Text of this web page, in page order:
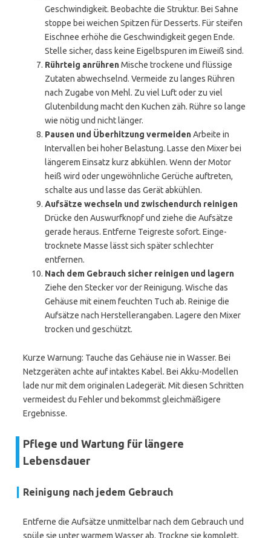
Geschwindigkeit. Beobachte die Struktur. Bei Sahne
stoppe bei weichen Spitzen für Desserts. Für steifen
Eischnee erhöhe die Geschwindigkeit gegen Ende.
Stelle sicher, dass keine Eigelbspuren im Eiweiß sind.
Rührteig anrührenMische trockene und flüssige
Zutaten abwechselnd. Vermeide zu langes Rühren
nach Zugabe von Mehl. Zu viel Luft oder zu viel
Glutenbildung macht den Kuchen zäh. Rühre so lange
wie nötig und nicht länger.
Pausen und Überhitzung vermeidenArbeite in
Intervallen bei hoher Belastung. Lasse den Mixer bei
längerem Einsatz kurz abkühlen. Wenn der Motor
heiß wird oder ungewöhnliche Gerüche auftreten,
schalte aus und lasse das Gerät abkühlen.
Aufsätze wechseln und zwischendurch reinigen
Drücke den Auswurfknopf und ziehe die Aufsätze
gerade heraus. Entferne Teigreste sofort. Einge­
trocknete Masse lässt sich später schlechter
entfernen.
Nach dem Gebrauch sicher reinigen und lagern
Ziehe den Stecker vor der Reinigung. Wische das
Gehäuse mit einem feuchten Tuch ab. Reinige die
Aufsätze nach Herstellerangaben. Lagere den Mixer
trocken und geschützt.
Kurze Warnung: Tauche das Gehäuse nie in Wasser. Bei
Netzgeräten achte auf intaktes Kabel. Bei Akku-Modellen
lade nur mit dem originalen Ladegerät. Mit diesen Schritten
vermeidest du Fehler und bekommst gleichmäßigere
Ergebnisse.
Pflege und Wartung für längere
Lebensdauer
Reinigung nach jedem Gebrauch
Entferne die Aufsätze unmittelbar nach dem Gebrauch und
spüle sie unter warmem Wasser ab. Trockne sie komplett,